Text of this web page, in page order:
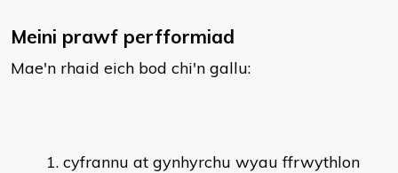
Meini prawf perfformiad
Mae'n rhaid eich bod chi'n gallu:
cyfrannu at gynhyrchu wyau ffrwythlon